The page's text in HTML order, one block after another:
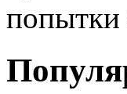
попытки